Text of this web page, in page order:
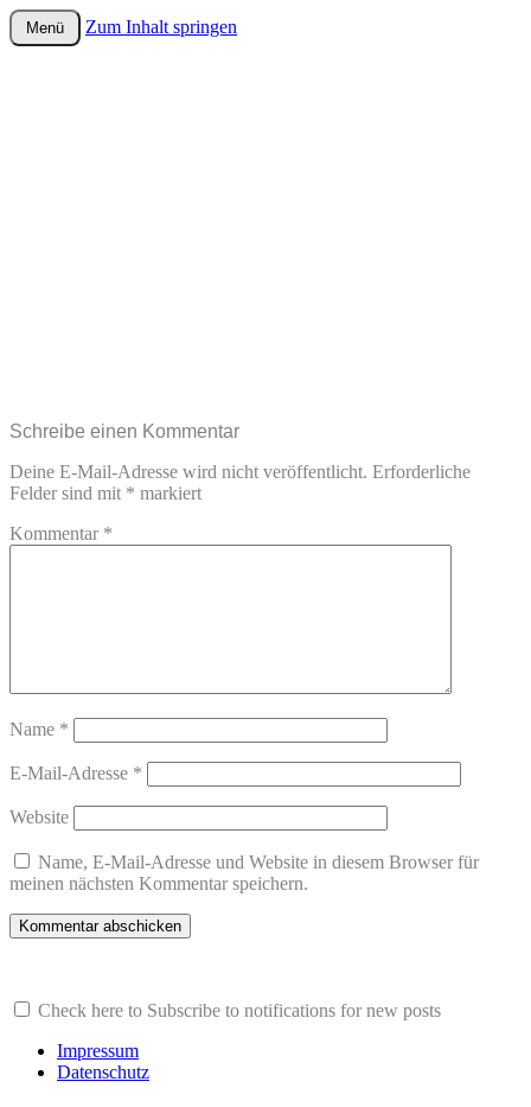
wurster-cartoon-blog.de
Menü Zum Inhalt springen
Schreibe einen Kommentar
Deine E-Mail-Adresse wird nicht veröffentlicht. Erforderliche
Felder sind mit * markiert
Kommentar *
Name *
E-Mail-Adresse *
Website
Name, E-Mail-Adresse und Website in diesem Browser für
meinen nächsten Kommentar speichern.
Check here to Subscribe to notifications for new posts
Impressum
Datenschutz